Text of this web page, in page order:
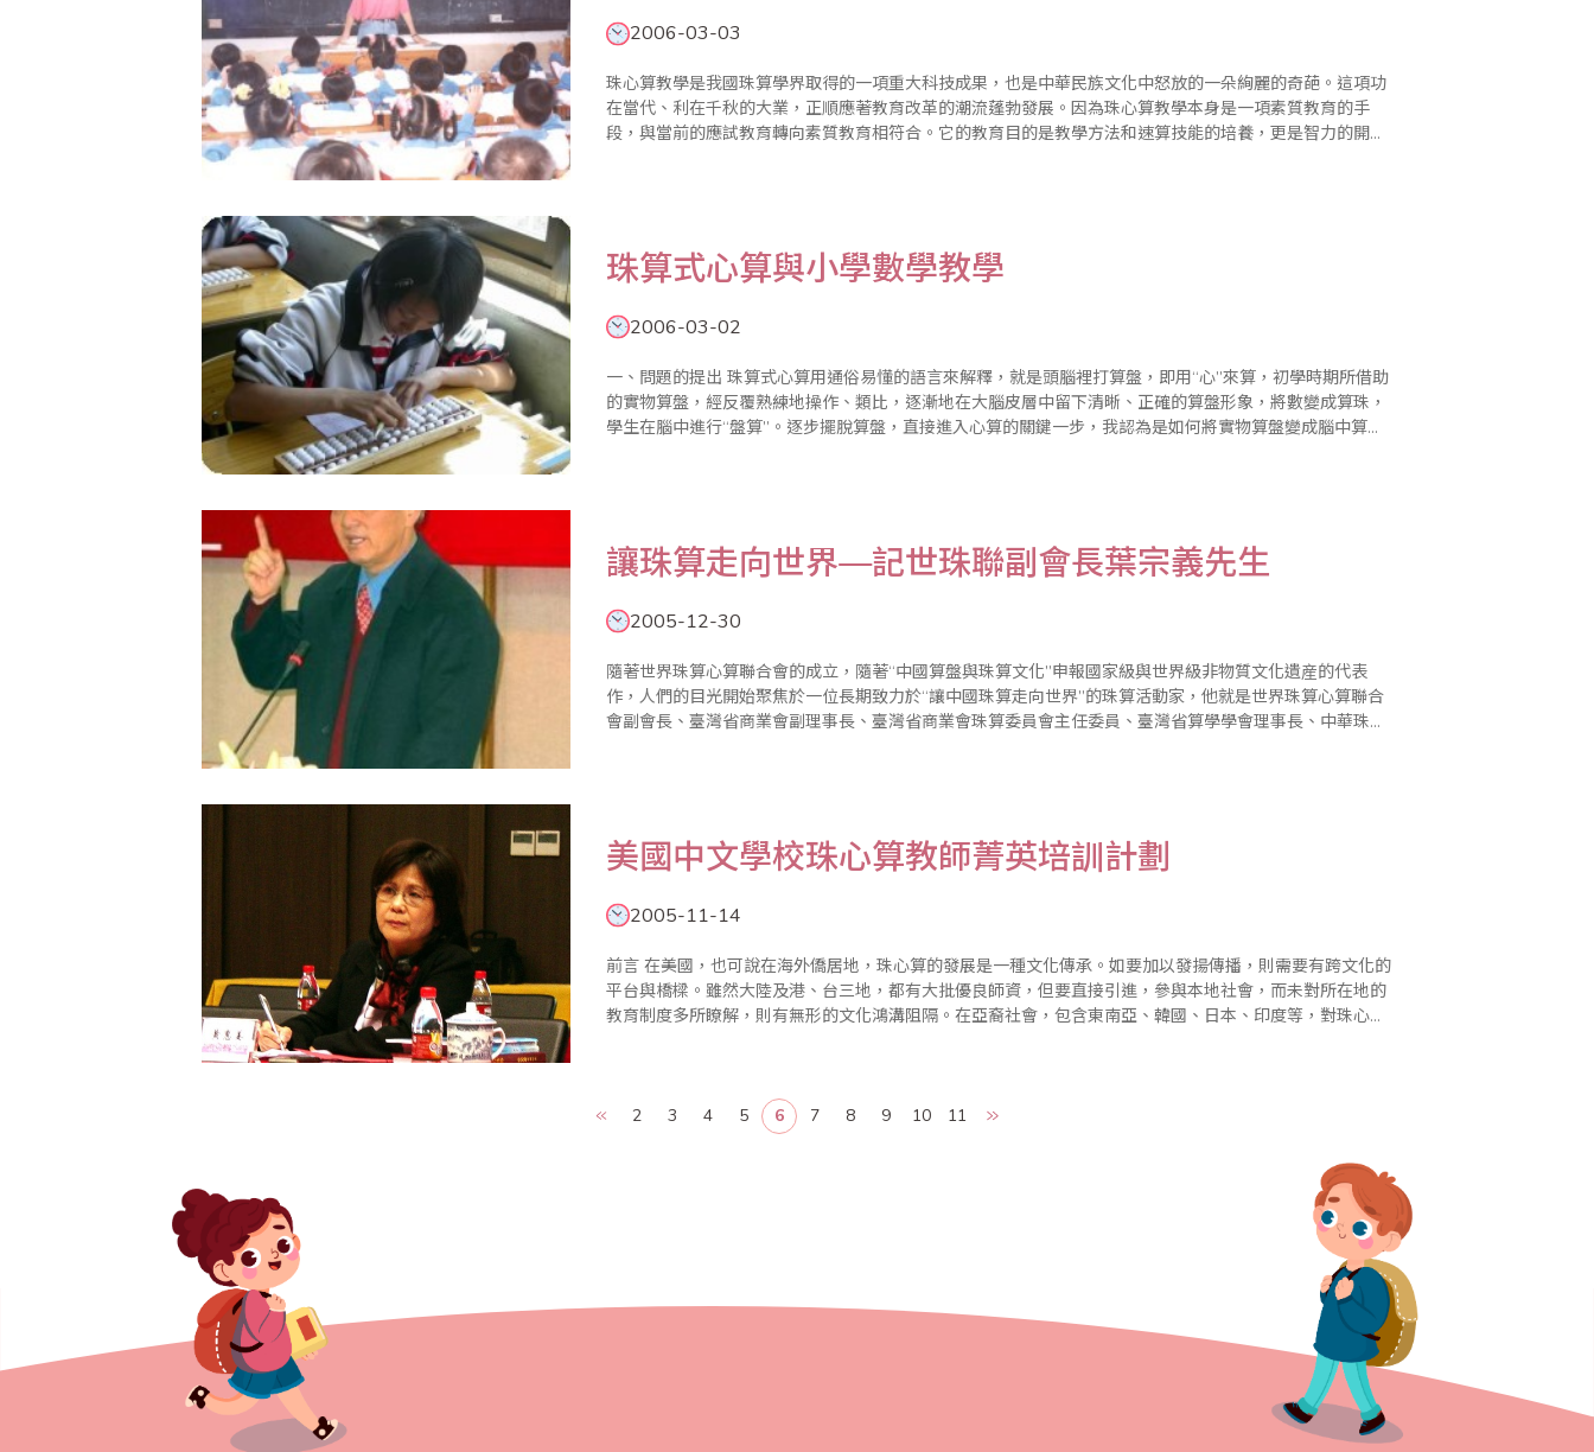
2006-03-03
珠心算教學是我國珠算學界取得的一項重大科技成果，也是中華民族文化中怒放的一朵絢麗的奇葩。這項功
在當代、利在千秋的大業，正順應著教育改革的潮流蓬勃發展。因為珠心算教學本身是一項素質教育的手
段，與當前的應試教育轉向素質教育相符合。它的教育目的是教學方法和速算技能的培養，更是智力的開
珠算式心算與小學數學教學
2006-03-02
一、問題的提出 珠算式心算用通俗易懂的語言來解釋，就是頭腦裡打算盤，即用“心”來算，初學時期所借助
的實物算盤，經反覆熟練地操作、類比，逐漸地在大腦皮層中留下清晰、正確的算盤形象，將數變成算珠，
學生在腦中進行“盤算”。逐步擺脫算盤，直接進入心算的關鍵一步，我認為是如何將實物算盤變成腦中算
讓珠算走向世界—記世珠聯副會長葉宗義先生
2005-12-30
隨著世界珠算心算聯合會的成立，隨著“中國算盤與珠算文化”申報國家級與世界級非物質文化遺産的代表
作，人們的目光開始聚焦於一位長期致力於“讓中國珠算走向世界”的珠算活動家，他就是世界珠算心算聯合
會副會長、臺灣省商業會副理事長、臺灣省商業會珠算委員會主任委員、臺灣省算學學會理事長、中華珠算
美國中文學校珠心算教師菁英培訓計劃
2005-11-14
前言 在美國，也可說在海外僑居地，珠心算的發展是一種文化傳承。如要加以發揚傳播，則需要有跨文化的
平台與橋樑。雖然大陸及港、台三地，都有大批優良師資，但要直接引進，參與本地社會，而未對所在地的
教育制度多所瞭解，則有無形的文化鴻溝阻隔。在亞裔社會，包含東南亞、韓國、日本、印度等，對珠心算
2 3 4 5 6 7 8 9 10 11